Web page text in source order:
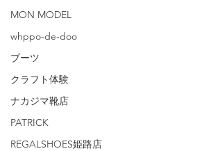
MON MODEL
whppo-de-doo
ブーツ
クラフト体験
ナカジマ靴店
PATRICK
REGALSHOES姫路店